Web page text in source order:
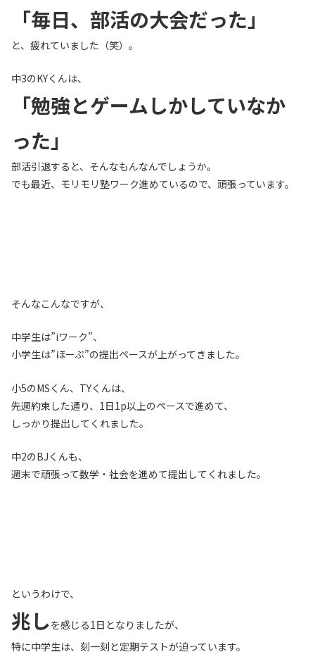
「毎日、部活の大会だった」
と、疲れていました（笑）。
中3のKYくんは、
「勉強とゲームしかしていなか
った」
部活引退すると、そんなもんなんでしょうか。
でも最近、モリモリ塾ワーク進めているので、頑張っています。
そんなこんなですが、
中学生は”iワーク”、
小学生は”ほーぷ”の提出ペースが上がってきました。
小5のMSくん、TYくんは、
先週約束した通り、1日1p以上のペースで進めて、
しっかり提出してくれました。
中2のBJくんも、
週末で頑張って数学・社会を進めて提出してくれました。
というわけで、
兆しを感じる1日となりましたが、
特に中学生は、刻一刻と定期テストが迫っています。